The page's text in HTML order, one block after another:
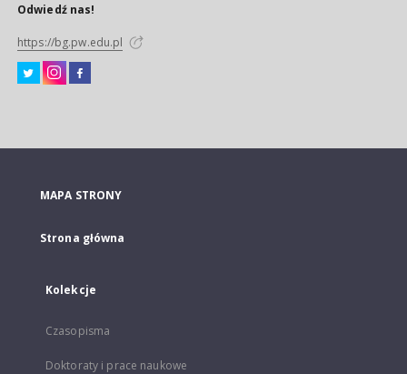
Odwiedź nas!
https://bg.pw.edu.pl
MAPA STRONY
Strona główna
Kolekcje
Czasopisma
Doktoraty i prace naukowe